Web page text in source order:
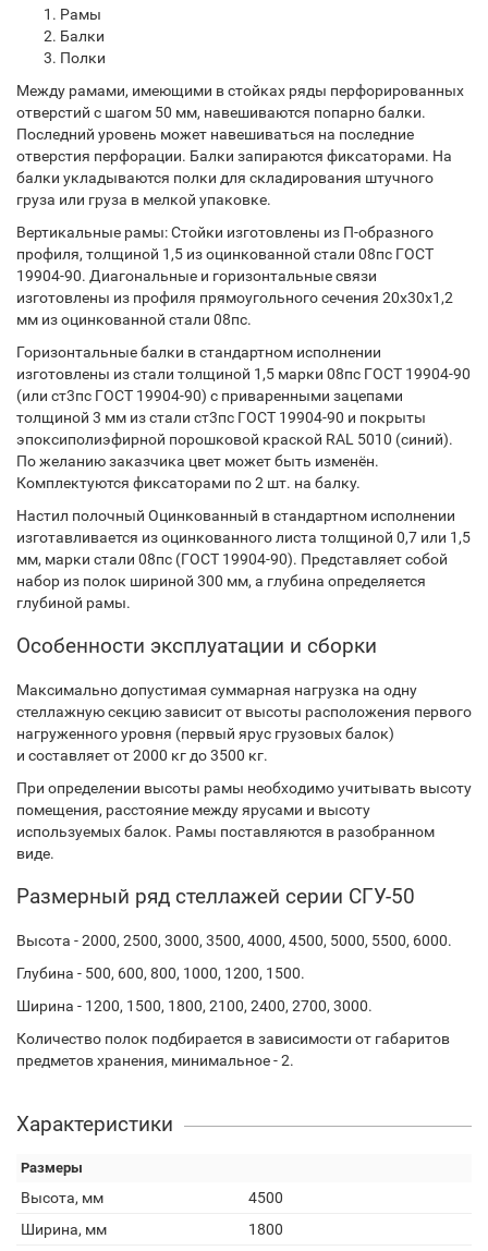
Рамы
Балки
Полки
Между рамами, имеющими в стойках ряды перфорированных
отверстий с шагом 50 мм, навешиваются попарно балки.
Последний уровень может навешиваться на последние
отверстия перфорации. Балки запираются фиксаторами. На
балки укладываются полки для складирования штучного
груза или груза в мелкой упаковке.
Вертикальные рамы: Стойки изготовлены из П-образного
профиля, толщиной 1,5 из оцинкованной стали 08пс ГОСТ
19904-90. Диагональные и горизонтальные связи
изготовлены из профиля прямоугольного сечения 20х30х1,2
мм из оцинкованной стали 08пс.
Горизонтальные балки в стандартном исполнении
изготовлены из стали толщиной 1,5 марки 08пс ГОСТ 19904-90
(или ст3пс ГОСТ 19904-90) с приваренными зацепами
толщиной 3 мм из стали ст3пс ГОСТ 19904-90 и покрыты
эпоксиполиэфирной порошковой краской RAL 5010 (синий).
По желанию заказчика цвет может быть изменён.
Комплектуются фиксаторами по 2 шт. на балку.
Настил полочный Оцинкованный в стандартном исполнении
изготавливается из оцинкованного листа толщиной 0,7 или 1,5
мм, марки стали 08пс (ГОСТ 19904-90). Представляет собой
набор из полок шириной 300 мм, а глубина определяется
глубиной рамы.
Особенности эксплуатации и сборки
Максимально допустимая суммарная нагрузка на одну
стеллажную секцию зависит от высоты расположения первого
нагруженного уровня (первый ярус грузовых балок)
и составляет от 2000 кг до 3500 кг.
При определении высоты рамы необходимо учитывать высоту
помещения, расстояние между ярусами и высоту
используемых балок. Рамы поставляются в разобранном
виде.
Размерный ряд стеллажей серии СГУ-50
Высота - 2000, 2500, 3000, 3500, 4000, 4500, 5000, 5500, 6000.
Глубина - 500, 600, 800, 1000, 1200, 1500.
Ширина - 1200, 1500, 1800, 2100, 2400, 2700, 3000.
Количество полок подбирается в зависимости от габаритов
предметов хранения, минимальное - 2.
Характеристики
Размеры
Высота, мм
4500
Ширина, мм
1800